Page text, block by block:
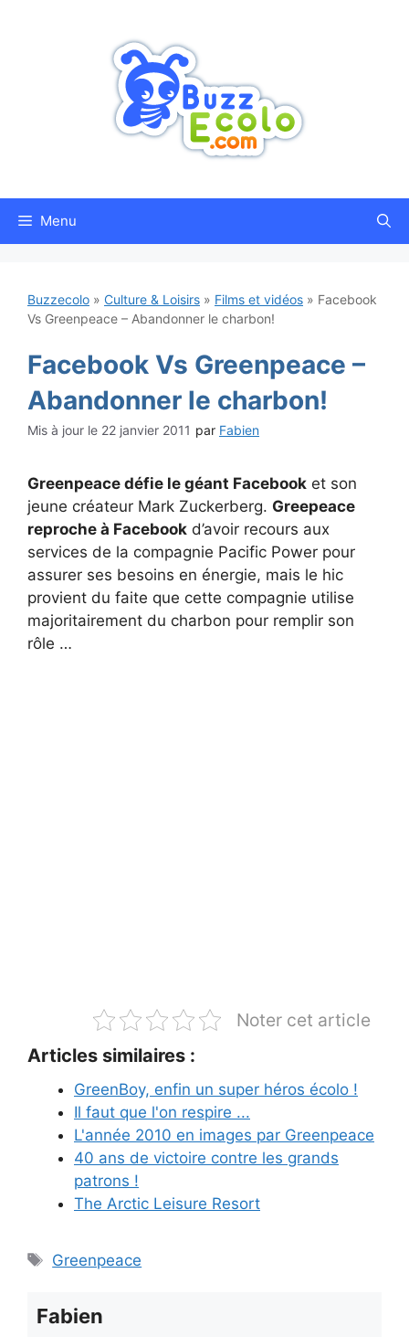
Menu
Buzzecolo » Culture & Loisirs » Films et vidéos » Facebook
Vs Greenpeace – Abandonner le charbon!
Facebook Vs Greenpeace –
Abandonner le charbon!
22 janvier 2011 par Fabien
Greenpeace défie le géant Facebook et son
jeune créateur Mark Zuckerberg. Greepeace
reproche à Facebook d’avoir recours aux
services de la compagnie Pacific Power pour
assurer ses besoins en énergie, mais le hic
provient du faite que cette compagnie utilise
majoritairement du charbon pour remplir son
rôle …
Noter cet article
Articles similaires :
GreenBoy, enfin un super héros écolo !
Il faut que l'on respire ...
L'année 2010 en images par Greenpeace
40 ans de victoire contre les grands
patrons !
The Arctic Leisure Resort
Étiquettes
Greenpeace
Fabien